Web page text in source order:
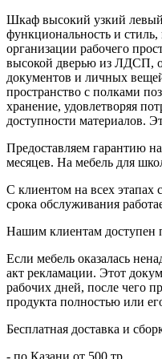
Шкаф высокий узкий левый
функциональность и стиль,
организации рабочего
высокой дверью из ЛДСП,
документов и личных
пространство с полками
хранение, удовлетворяя
доступности материалов.
Предоставляем гарантию
месяцев. На мебель для
С клиентом на всех этапах
срока обслуживания
Нашим клиентам доступен
Если мебель оказалась
акт рекламации. Этот
рабочих дней, после чего
продукта полностью или
Бесплатная доставка и
- по Казани от 500 тр